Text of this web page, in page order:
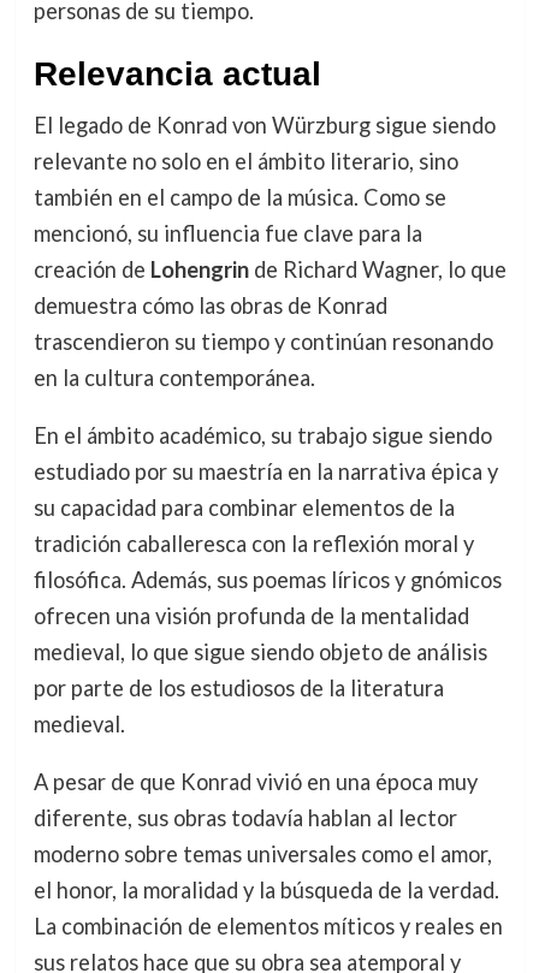
personas de su tiempo.
Relevancia actual
El legado de Konrad von Würzburg sigue siendo
relevante no solo en el ámbito literario, sino
también en el campo de la música. Como se
mencionó, su influencia fue clave para la
creación de Lohengrinde Richard Wagner, lo que
demuestra cómo las obras de Konrad
trascendieron su tiempo y continúan resonando
en la cultura contemporánea.
En el ámbito académico, su trabajo sigue siendo
estudiado por su maestría en la narrativa épica y
su capacidad para combinar elementos de la
tradición caballeresca con la reflexión moral y
filosófica. Además, sus poemas líricos y gnómicos
ofrecen una visión profunda de la mentalidad
medieval, lo que sigue siendo objeto de análisis
por parte de los estudiosos de la literatura
medieval.
A pesar de que Konrad vivió en una época muy
diferente, sus obras todavía hablan al lector
moderno sobre temas universales como el amor,
el honor, la moralidad y la búsqueda de la verdad.
La combinación de elementos míticos y reales en
sus relatos hace que su obra sea atemporal y